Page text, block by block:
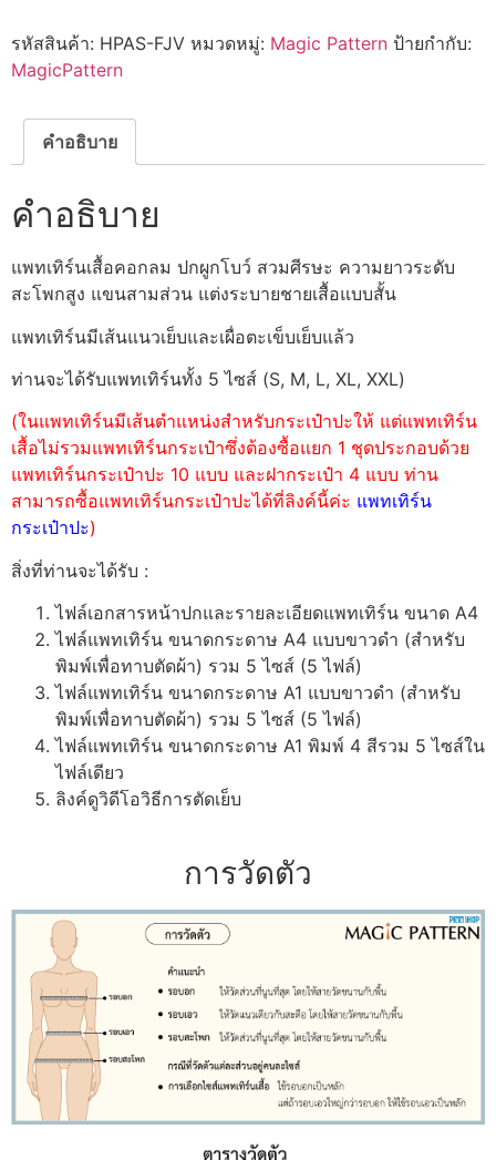
รหัสสินค้า: HPAS-FJV หมวดหมู่: Magic Pattern ป้ายกำกับ:
MagicPattern
คำอธิบาย
คำอธิบาย
แพทเทิร์นเสื้อคอกลม ปกผูกโบว์ สวมศีรษะ ความยาวระดับ
สะโพกสูง แขนสามส่วน แต่งระบายชายเสื้อแบบสั้น
แพทเทิร์นมีเส้นแนวเย็บและเผื่อตะเข็บเย็บแล้ว
ท่านจะได้รับแพทเทิร์นทั้ง 5 ไซส์ (S, M, L, XL, XXL)
(ในแพทเทิร์นมีเส้นตำแหน่งสำหรับกระเป๋าปะให้ แต่แพทเทิร์น
เสื้อไม่รวมแพทเทิร์นกระเป๋าซึ่งต้องซื้อแยก 1 ชุดประกอบด้วย
แพทเทิร์นกระเป๋าปะ 10 แบบ และฝากระเป๋า 4 แบบ ท่าน
สามารถซื้อแพทเทิร์นกระเป๋าปะได้ที่ลิงค์นี้ค่ะ แพทเทิร์น
กระเป๋าปะ)
สิ่งที่ท่านจะได้รับ :
ไฟล์เอกสารหน้าปกและรายละเอียดแพทเทิร์น ขนาด A4
ไฟล์แพทเทิร์น ขนาดกระดาษ A4 แบบขาวดำ (สำหรับ
พิมพ์เพื่อทาบตัดผ้า) รวม 5 ไซส์ (5 ไฟล์)
ไฟล์แพทเทิร์น ขนาดกระดาษ A1 แบบขาวดำ (สำหรับ
พิมพ์เพื่อทาบตัดผ้า) รวม 5 ไซส์ (5 ไฟล์)
ไฟล์แพทเทิร์น ขนาดกระดาษ A1 พิมพ์ 4 สีรวม 5 ไซส์ใน
ไฟล์เดียว
ลิงค์ดูวิดีโอวิธีการตัดเย็บ
การวัดตัว